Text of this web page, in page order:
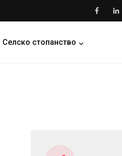
Селско стопанство